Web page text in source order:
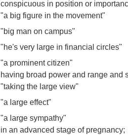
conspicuous in position or
"a big figure in the movement"
"big man on campus"
"he's very large in financial circles"
"a prominent citizen"
having broad power and range and
"taking the large view"
"a large effect"
"a large sympathy"
in an advanced stage of pregnancy;